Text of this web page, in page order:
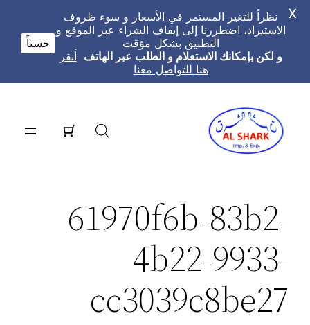
المحتوى
61970f6b-83b2-
4b22-9933-
cc3039c8be27
نظراً للتغير المستمر في الأسعار و سوء ظروف
الاستيراد، اضطررنا إلى إيقاف الشراء عبر الموقع و
التطبيق بشكل مؤقت
و لكن بإمكانك الاستعلام و الطلب عبر الهاتف أنقر
هنا للتواصل معنا
حسناً
X